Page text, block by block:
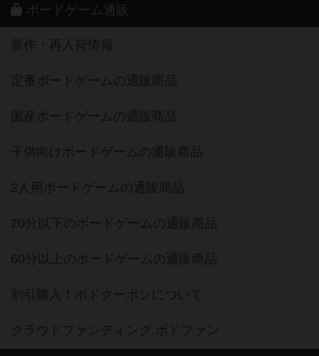
ボードゲーム通販
新作・再入荷情報
定番ボードゲームの通販商品
国産ボードゲームの通販商品
子供向けボードゲームの通販商品
2人用ボードゲームの通販商品
20分以下のボードゲームの通販商品
60分以上のボードゲームの通販商品
割引購入！ボドクーポンについて
クラウドファンディング ボドファン